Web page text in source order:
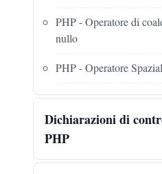
PHP - Operatore di
nullo
PHP - Operatore
Dichiarazioni di
PHP